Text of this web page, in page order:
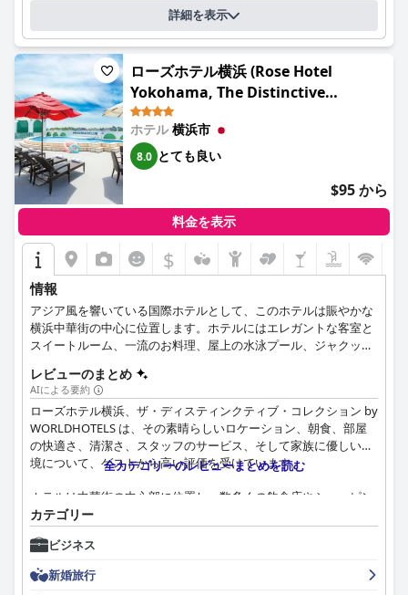
ホテルの客室は、清潔さと快適さが高く評価されており、多くの
ゲストが広さと手入れの行き届いた環境に感謝しています。空調
設備やバスルームの備品など、設備が古くなっているという批判
もありますが、客室は価格に見合う価値があります。ホテルのス
タッフは、プロ意識、フレンドリーさ、親切さで高く評価されて
おり、全体的なゲストエクスペリエンスを大幅に向上させていま
す。
ホテルの清潔さは概ね満足のいくものですが、一部のエリアで
は、より詳細な清掃と古い施設の改修が望まれます。Wi-Fiの利用
状況はまちまちで、接続が不安定で遅いという報告もあり、信頼
性の高いインターネットアクセスを必要とする人にとっては課題
となっています。
ホテルの周辺はナイトライフが活気に満ちており、多くの飲食店
やエンターテイメント施設があります。地元のイベント時など、
騒音が気になる場合もありますが、周辺地域は安全で快適なた
め、マナーの良いゲストが集まります。
全体として、コートホテル新横浜は、戦略的なロケーションに位
置し、快適さと利便性を提供するリーズナブルな宿泊施設です。
清潔な客室、フレンドリーなスタッフ、主要な観光スポットへの
アクセスの良さから、短期滞在には堅実な選択肢となります。
詳細を表示
ローズホテル横浜 (Rose Hotel
Yokohama, The Distinctive
Collection By WORLDHOTELS)
ホテル横浜市
8.0 とても良い
$95 から
料金を表示
$
情報
アジア風を響いている国際ホテルとして、このホテルは賑やかな
横浜中華街の中心に位置します。ホテルにはエレガントな客室と
スイートルーム、一流のお料理、屋上の水泳プール、ジャクッジ
レビューのまとめ
AIによる要約
ローズホテル横浜、ザ・ディスティンクティブ・コレクション by
WORLDHOTELS は、その素晴らしいロケーション、朝食、部屋
の快適さ、清潔さ、スタッフのサービス、そして家族に優しい環
境について、ゲストから高い評価を受けています。
ホテルは中華街の中心部に位置し、数多くの飲食店やショッピン
グ街へのアクセスが抜群です。横浜ベイ、山下公園、元町、そし
て地下鉄や鉄道駅、羽田空港への直通バスが出る京急バス停な
ど、主要な交通機関へのアクセスも便利です。最高のロケーショ
ンと清潔で快適な宿泊施設が組み合わさり、レジャー旅行者にも
ビジネス旅行者にも理想的な選択肢となっています。
全カテゴリーのレビューまとめを読む
カテゴリー
ビジネス
新婚旅行